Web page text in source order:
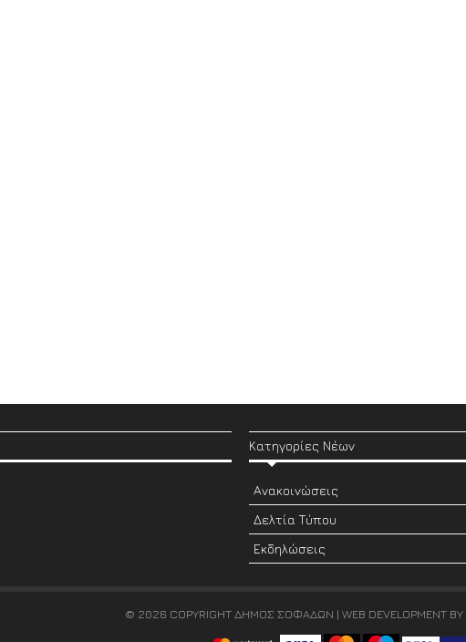
Κατηγορίες Νέων
Ανακοινώσεις
Δελτία Τύπου
Εκδηλώσεις
© 2026 COPYRIGHT ΔΗΜΟΣ ΣΟΦΑΔΩΝ | WEB DEVELOPMENT BY